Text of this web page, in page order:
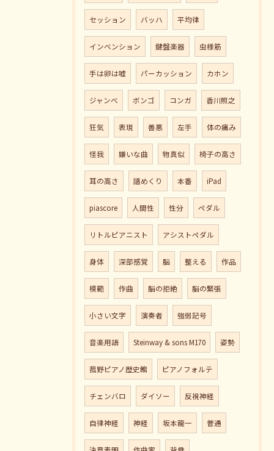
セッション バッハ 平均律
インベンション 鍵盤楽器 虫様筋
手は卵は嘘 パーカッション カホン
ジャンべ ボンゴ コンガ 香川照之
狂気 表現 善悪 左手 体の痛み
怪我 嫌いな曲 物真似 椅子の高さ
耳の高さ 譜めくり 本番 iPad
piascore 人間性 性分 ペダル
リトルピアニスト アシストペダル
身体 深部感覚 脳 整える 作品
模範 作曲 脳の拒絶 脳の緊張
小さい文字 演奏者 強弱記号
音楽用語 Steinway & sons M170 姿勢
菰野ピアノ歴史館 ピアノフォルテ
チェンバロ ダイソー 反視神経
自律神経 神経 坂本龍一 普通